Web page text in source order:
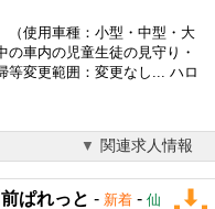
（使用車種：小型・中型・大
の車内の児童生徒の見守り ・
等変更範囲：変更なし... ハロ
関連求人情報
ぱれっと - 新着 - 仙